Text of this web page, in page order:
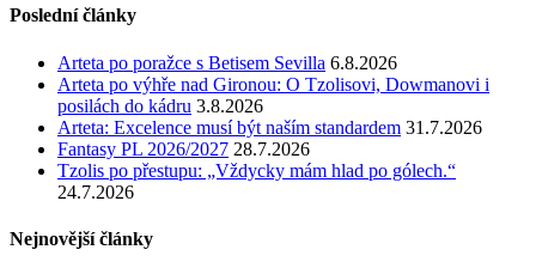
Poslední články
Arteta po poražce s Betisem Sevilla 6.8.2026
Arteta po výhře nad Gironou: O Tzolisovi, Dowmanovi i
posilách do kádru 3.8.2026
Arteta: Excelence musí být naším standardem 31.7.2026
Fantasy PL 2026/2027 28.7.2026
Tzolis po přestupu: „Vždycky mám hlad po gólech.“
24.7.2026
Nejnovější články